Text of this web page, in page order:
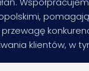
klientów, w